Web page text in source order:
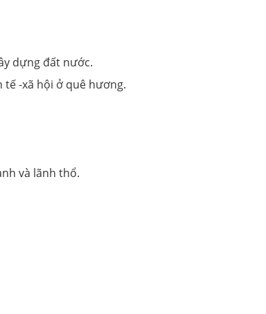
dựng đất nước.
-xã hội ở quê hương.
và lãnh thổ.